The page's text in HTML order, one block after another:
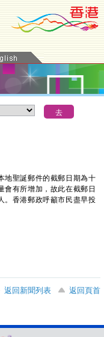
聖誕郵件的截郵日期為十
會有所增加，故此在截郵日
。香港郵政呼籲市民盡早投
返回新聞列表
返回頁首